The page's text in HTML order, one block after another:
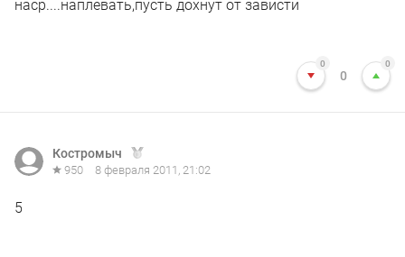
наср....наплевать,пусть дохнут от зависти
0
0
0
Костромыч
950 8 февраля 2011, 21:02
5